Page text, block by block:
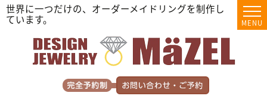
世界に一つだけの、オーダーメイドリングを制作し
ています。
MENU